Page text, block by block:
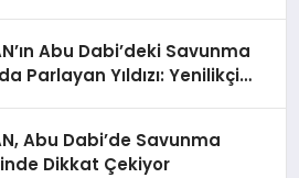
Abu Dabi’deki Savunma
Parlayan Yıldızı: Yenilikçi
Abu Dabi’de Savunma
Dikkat Çekiyor